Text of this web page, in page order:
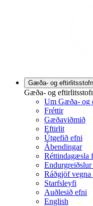
Gæða- og
Gæða- og
Um Gæða- og
Fréttir
Gæðaviðmið
Eftirlit
Útgefið efni
Ábendingar
Réttindagæsla
Ráðgjöf vegna
Starfsleyfi
Auðlesið efni
English